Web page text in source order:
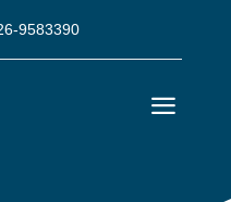
9583390
a